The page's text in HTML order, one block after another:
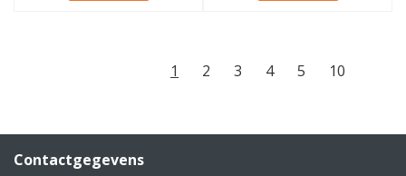
1 2 3 4 5 10
Contactgegevens